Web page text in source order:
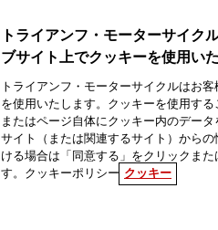
トライアンフ・モーターサイク
ブサイト上でクッキーを使用い
トライアンフ・モーターサイクルはお
を使用いたします。クッキーを使用す
またはページ自体にクッキー内のデー
サイト（または関連するサイト）から
ける場合は「同意する」をクリックま
す。クッキーポリシー クッキー